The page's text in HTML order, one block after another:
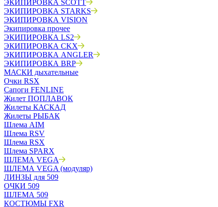
ЭКИПИРОВКА SCOTT
ЭКИПИРОВКА STARKS
ЭКИПИРОВКА VISION
Экипировка прочее
ЭКИПИРОВКА LS2
ЭКИПИРОВКА CKX
ЭКИПИРОВКА ANGLER
ЭКИПИРОВКА BRP
МАСКИ дыхательные
Очки RSX
Сапоги FENLINE
Жилет ПОПЛАВОК
Жилеты КАСКАД
Жилеты РЫБАК
Шлема AIM
Шлема RSV
Шлема RSX
Шлема SPARX
ШЛЕМА VEGA
ШЛЕМА VEGA (модуляр)
ЛИНЗЫ для 509
ОЧКИ 509
ШЛЕМА 509
КОСТЮМЫ FXR